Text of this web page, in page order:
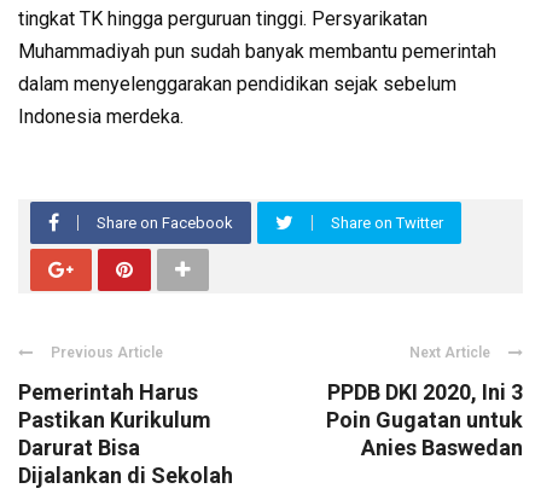
tingkat TK hingga perguruan tinggi. Persyarikatan
Muhammadiyah pun sudah banyak membantu pemerintah
dalam menyelenggarakan pendidikan sejak sebelum
Indonesia merdeka.
Share on Facebook Share on Twitter
Previous Article
Pemerintah Harus
Pastikan Kurikulum
Darurat Bisa
Dijalankan di Sekolah
Next Article
PPDB DKI 2020, Ini 3
Poin Gugatan untuk
Anies Baswedan